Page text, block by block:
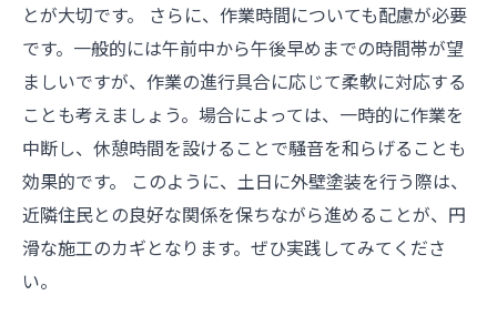
とが大切です。 さらに、作業時間についても配慮が必要
です。一般的には午前中から午後早めまでの時間帯が望
ましいですが、作業の進行具合に応じて柔軟に対応する
ことも考えましょう。場合によっては、一時的に作業を
中断し、休憩時間を設けることで騒音を和らげることも
効果的です。 このように、土日に外壁塗装を行う際は、
近隣住民との良好な関係を保ちながら進めることが、円
滑な施工のカギとなります。ぜひ実践してみてくださ
い。